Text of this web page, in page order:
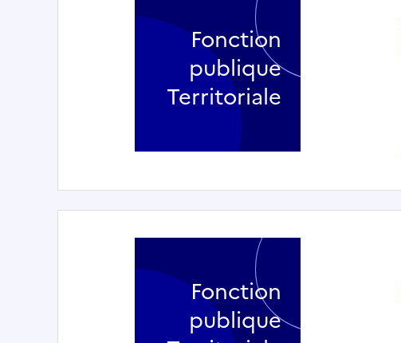
Fonction
publique
Territoriale
Fonction
publique